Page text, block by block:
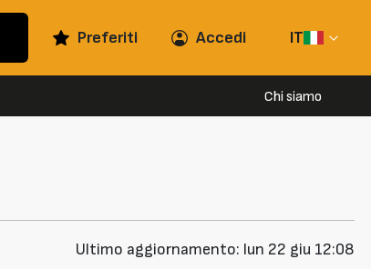
Preferiti Accedi IT
Chi siamo
Ultimo aggiornamento: lun 22 giu 12:08